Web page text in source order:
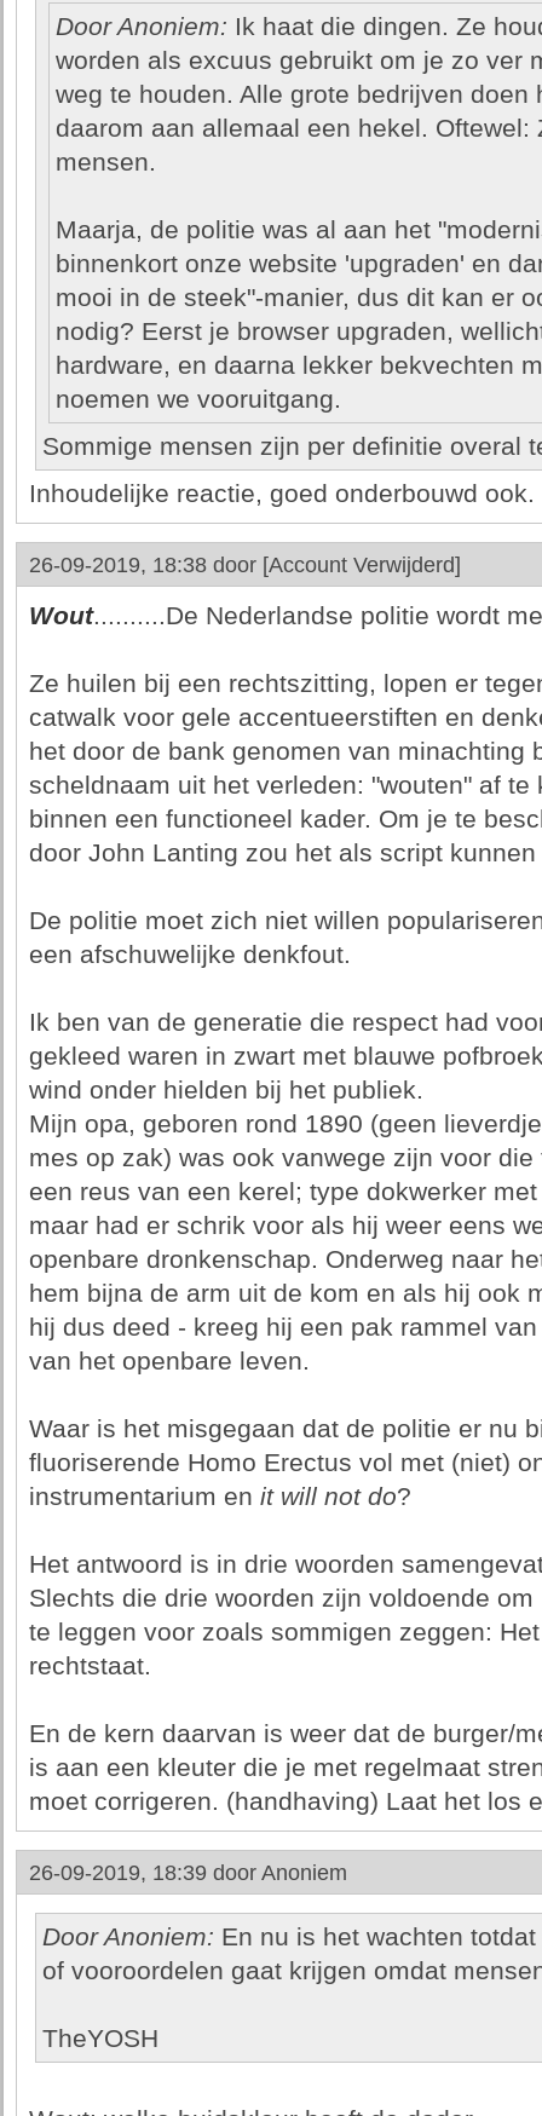
Door Anoniem: Ik haat die dingen. Ze
worden als excuus gebruikt om je zo ver
weg te houden. Alle grote bedrijven doen
daarom aan allemaal een hekel.
mensen.
Maarja, de politie was al aan het
binnenkort onze website 'upgraden' en
mooi in de steek"-manier, dus dit kan er
nodig? Eerst je browser upgraden,
hardware, en daarna lekker bekvechten
noemen we vooruitgang.
Sommige mensen zijn per definitie overal
Inhoudelijke reactie, goed onderbouwd ook.
26-09-2019, 18:38 door [Account Verwijderd]
Wout..........De Nederlandse politie wordt
Ze huilen bij een rechtszitting, lopen er
catwalk voor gele accentueerstiften en
het door de bank genomen van minachting
scheldnaam uit het verleden: "wouten" af te
binnen een functioneel kader. Om je te
door John Lanting zou het als script
De politie moet zich niet willen
een afschuwelijke denkfout.
Ik ben van de generatie die respect had
gekleed waren in zwart met blauwe
wind onder hielden bij het publiek.
Mijn opa, geboren rond 1890 (geen
mes op zak) was ook vanwege zijn voor
een reus van een kerel; type dokwerker
maar had er schrik voor als hij weer eens
openbare dronkenschap. Onderweg naar
hem bijna de arm uit de kom en als hij ook
hij dus deed - kreeg hij een pak rammel
van het openbare leven.
Waar is het misgegaan dat de politie er nu
fluoriserende Homo Erectus vol met (niet)
instrumentarium en it will not do?
Het antwoord is in drie woorden
Slechts die drie woorden zijn voldoende
te leggen voor zoals sommigen zeggen:
rechtstaat.
En de kern daarvan is weer dat de burger/
is aan een kleuter die je met regelmaat
moet corrigeren. (handhaving) Laat het los
26-09-2019, 18:39 door Anoniem
Door Anoniem: En nu is het wachten
of vooroordelen gaat krijgen omdat
TheYOSH